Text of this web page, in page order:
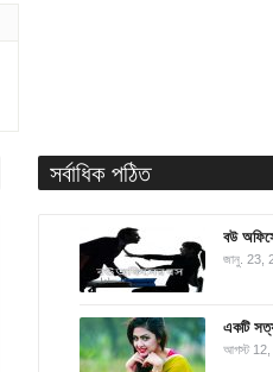
সর্বাধিক পঠিত
বউ
জানু. 23,
একটি
আগস্ট